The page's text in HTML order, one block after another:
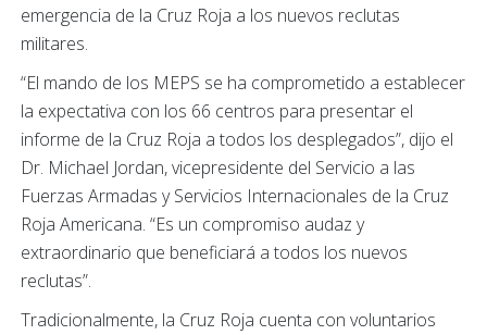
emergencia de la Cruz Roja a los nuevos reclutas
militares.
“El mando de los MEPS se ha comprometido a establecer
la expectativa con los 66 centros para presentar el
informe de la Cruz Roja a todos los desplegados”, dijo el
Dr. Michael Jordan, vicepresidente del Servicio a las
Fuerzas Armadas y Servicios Internacionales de la Cruz
Roja Americana. “Es un compromiso audaz y
extraordinario que beneficiará a todos los nuevos
reclutas”.
Tradicionalmente, la Cruz Roja cuenta con voluntarios